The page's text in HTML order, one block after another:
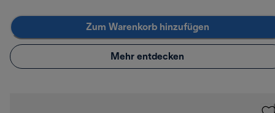
Zum Warenkorb hinzufügen
Mehr entdecken